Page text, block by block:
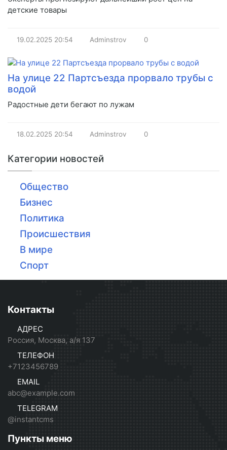
детские товары
19.02.2025 20:54 Adminstrov 0
На улице 22 Партсъезда прорвало трубы с
водой
Радостные дети бегают по лужам
18.02.2025 20:54 Adminstrov 0
Категории новостей
Общество
Бизнес
Политика
Происшествия
В мире
Спорт
Контакты
АДРЕС
Россия, Москва, а/я 137
ТЕЛЕФОН
+7123456789
EMAIL
abc@example.com
TELEGRAM
@instantcms
Пункты меню